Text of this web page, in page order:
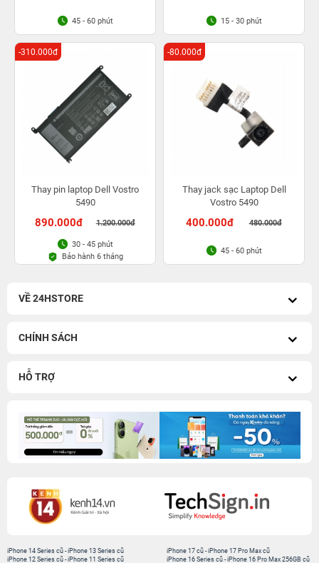
45 - 60 phút 15 - 30 phút
Thay pin laptop Dell Vostro
5490
890.000đ 1.200.000đ
-310.000đ
30 - 45 phút
Bảo hành 6 tháng
Thay jack sạc Laptop Dell
Vostro 5490
400.000đ 480.000đ
-80.000đ
45 - 60 phút
VỀ 24HSTORE
CHÍNH SÁCH
HỖ TRỢ
iPhone 14 Series cũ -iPhone 13 Series cũ
iPhone 12 Series cũ -iPhone 11 Series cũ
iPhone 17 cũ -iPhone 17 Pro Max cũ
iPhone 16 Series cũ - iPhone 16 Pro Max 256GB cũ